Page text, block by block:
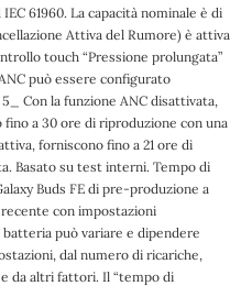
61960. La capacità nominale è di
Attiva del Rumore) è attiva
touch “Pressione prolungata”
può essere configurato
5_ Con la funzione ANC disattivata,
a 30 ore di riproduzione con una
forniscono fino a 21 ore di
Basato su test interni. Tempo di
Buds FE di pre-produzione a
con impostazioni
può variare e dipendere
dal numero di ricariche,
da altri fattori. Il “tempo di